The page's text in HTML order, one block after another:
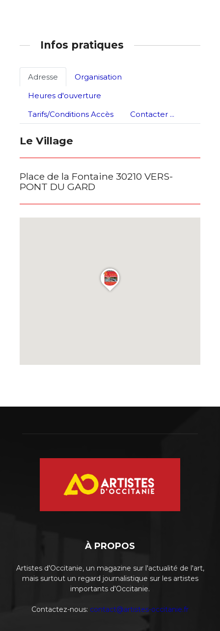
Infos pratiques
Adresse
Organisation
Heures d'ouverture
Tarifs/Conditions Accès
Contacter ...
Le Village
Place de la Fontaine 30210 VERS-
PONT DU GARD
À PROPOS
Artistes d'Occitanie, un magazine sur l'actualité de l'art,
mais surtout un regard journalistique sur les artistes
importants d'Occitanie.
Contactez-nous: contact@artistes-occitanie.fr